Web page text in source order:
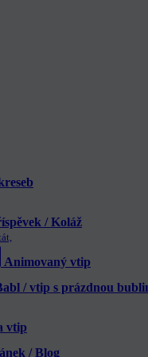
/ Koláž
Animovaný vtip
/ vtip s prázdnou
vtip
/ Blog